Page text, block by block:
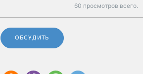
60 просмотров всего.
ОБСУДИТЬ